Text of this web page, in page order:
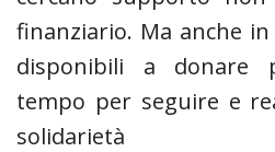
finanziario. Ma anche
disponibili a donare
tempo per seguire e
solidarietà